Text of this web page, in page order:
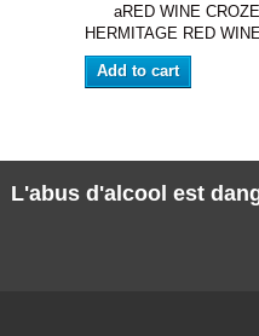
aRED WINE
HERMITAGE RED
Add to cart
L'abus d'alcool est